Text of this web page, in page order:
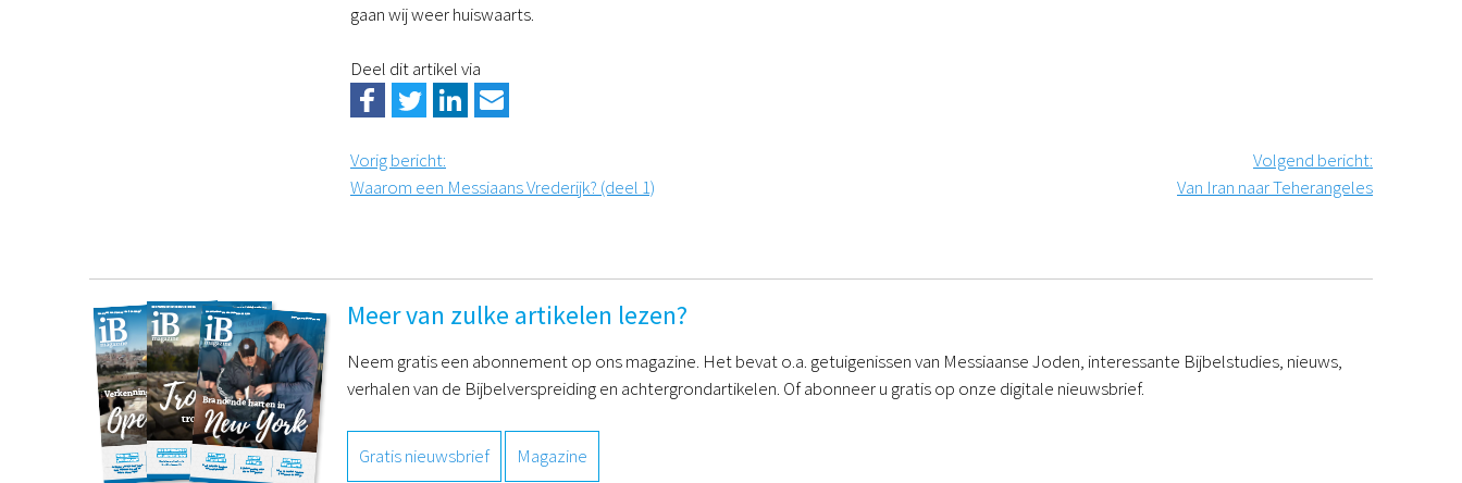
gaan wij weer huiswaarts.
Deel dit artikel via
Vorig bericht:
Waarom een Messiaans Vrederijk? (deel 1)
Volgend bericht:
Van Iran naar Teherangeles
Meer van zulke artikelen lezen?
Neem gratis een abonnement op ons magazine. Het bevat o.a. getuigenissen van Messiaanse Joden, interessante Bijbelstudies, nieuws,
verhalen van de Bijbelverspreiding en achtergrondartikelen. Of abonneer u gratis op onze digitale nieuwsbrief.
Gratis nieuwsbrief Magazine